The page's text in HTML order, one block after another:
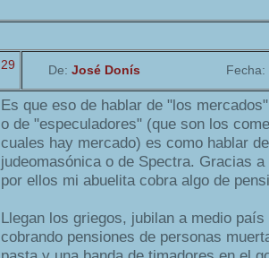
29 De: José Donís Fecha:
Es que eso de hablar de "los
o de "especuladores" (que son los
cuales hay mercado) es como hablar
judeomasónica o de Spectra. Gracias
por ellos mi abuelita cobra algo de
Llegan los griegos, jubilan a medio
cobrando pensiones de personas